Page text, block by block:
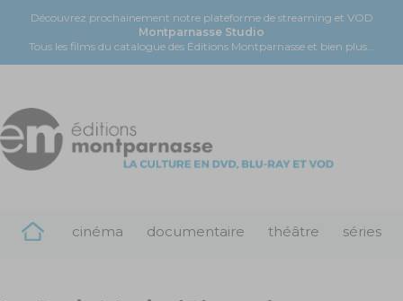
Découvrez prochainement notre plateforme de streaming et VOD
Montparnasse Studio
Tous les films du catalogue des Éditions Montparnasse et bien plus...
cinéma documentaire théâtre séries